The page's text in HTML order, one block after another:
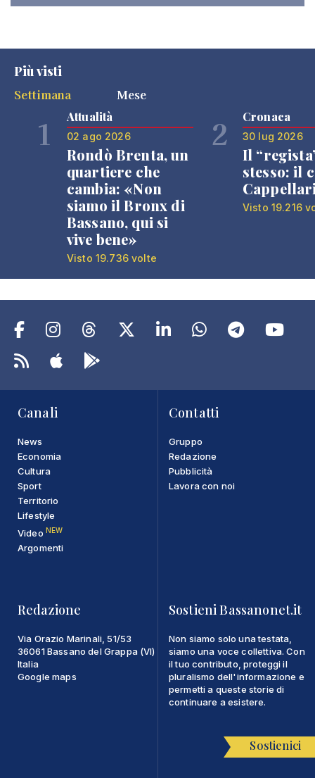
Più visti
Settimana
Mese
1 Attualità
02 ago 2026
Rondò Brenta, un
quartiere che
cambia: «Non
siamo il Bronx di
Bassano, qui si
vive bene»
Visto 19.736 volte
2 Cronaca
30 lug 2026
Il
stesso: il
Visto 19.216
Canali
News
Economia
Cultura
Sport
Territorio
Lifestyle
Video NEW
Argomenti
Contatti
Gruppo
Redazione
Pubblicità
Lavora con noi
Redazione
Via Orazio Marinali, 51/53
36061 Bassano del Grappa (VI)
Italia
Google maps
Sostieni Bassanonet.it
Non siamo solo una testata,
siamo una voce collettiva. Con
il tuo contributo, proteggi il
pluralismo dell'informazione e
permetti a queste storie di
continuare a esistere.
Sostienici